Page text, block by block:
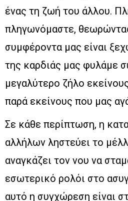
ένας τη ζωή του άλλου.
πληγωνόμαστε,
συμφέροντα μας είναι
της καρδιάς μας φυλάμε
μεγαλύτερο ζήλο
παρά εκείνους που μας
Σε κάθε περίπτωση, η
αλλήλων ληστεύει το
αναγκάζει τον νου να
εσωτερικό ρολόι στο
αυτό η συγχώρεση είναι